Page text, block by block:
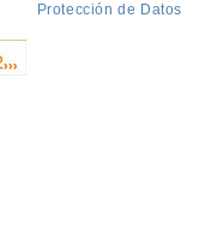
Protección de Datos